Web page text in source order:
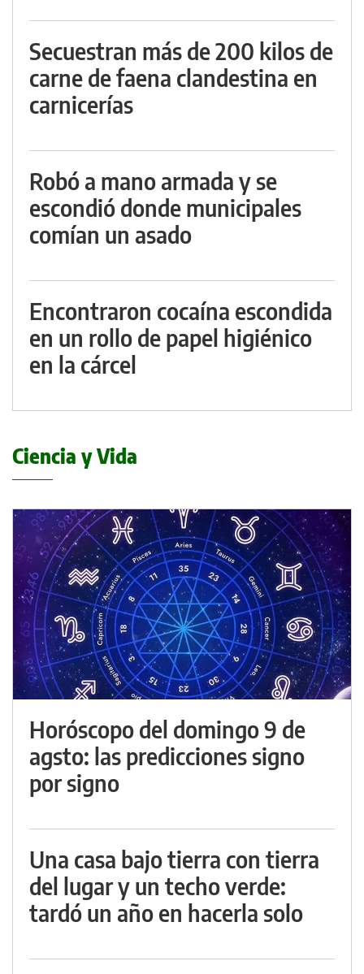
Secuestran más de 200 kilos de
carne de faena clandestina en
carnicerías
Robó a mano armada y se
escondió donde municipales
comían un asado
Encontraron cocaína escondida
en un rollo de papel higiénico
en la cárcel
Ciencia y Vida
Horóscopo del domingo 9 de
agsto: las predicciones signo
por signo
Una casa bajo tierra con tierra
del lugar y un techo verde:
tardó un año en hacerla solo